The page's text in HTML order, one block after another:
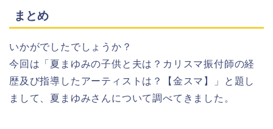
まとめ
いかがでしたでしょうか？
今回は「夏まゆみの子供と夫は？カリスマ振付師の経
歴及び指導したアーティストは？【金スマ】」と題し
まして、夏まゆみさんについて調べてきました。